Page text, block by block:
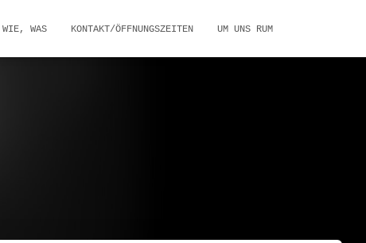
WAS KONTAKT/ÖFFNUNGSZEITEN UM UNS RUM